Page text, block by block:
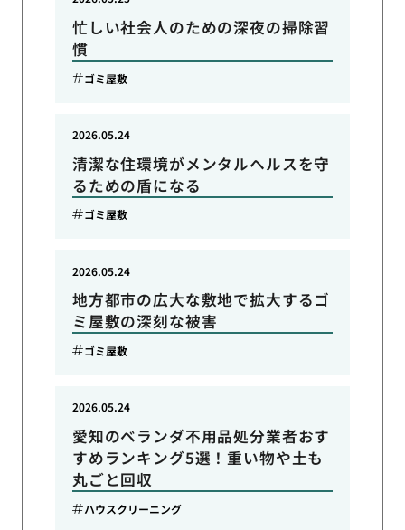
忙しい社会人のための深夜の掃除習
慣
ゴミ屋敷
清潔な住環境がメンタルヘルスを守
るための盾になる
2026.05.24
ゴミ屋敷
地方都市の広大な敷地で拡大するゴ
ミ屋敷の深刻な被害
2026.05.24
ゴミ屋敷
愛知のベランダ不用品処分業者おす
すめランキング5選！重い物や土も
丸ごと回収
2026.05.24
ハウスクリーニング